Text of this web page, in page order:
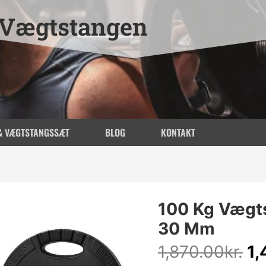
VÆGTSTANGSSÆT BLOG KONTAKT
100 Kg
30 Mm
1,870.00kr.